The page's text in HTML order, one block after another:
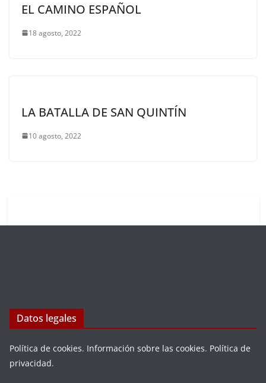
EL CAMINO ESPAÑOL
18 agosto, 2022
LA BATALLA DE SAN QUINTÍN
10 agosto, 2022
Datos legales
Política de cookies. Información sobre las cookies. Política de
privacidad.